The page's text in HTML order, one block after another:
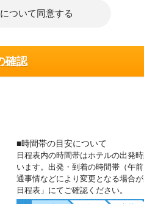
について同意する
■時間帯の目安について
日程表内の時間帯はホテルの出発
います。出発・到着の時間帯（午
通事情などにより変更となる場合
日程表」にてご確認ください。